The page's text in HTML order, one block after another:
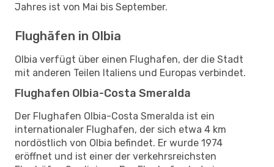
Jahres ist von Mai bis September.
Flughäfen in Olbia
Olbia verfügt über einen Flughafen, der die Stadt
mit anderen Teilen Italiens und Europas verbindet.
Flughafen Olbia-Costa Smeralda
Der Flughafen Olbia-Costa Smeralda ist ein
internationaler Flughafen, der sich etwa 4 km
nordöstlich von Olbia befindet. Er wurde 1974
eröffnet und ist einer der verkehrsreichsten